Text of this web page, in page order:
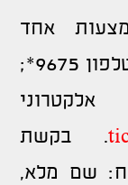
אחד
מהאמצעים הבאים: בעל פה, בטלפון 9675*;
. בקשת
שם מלא,